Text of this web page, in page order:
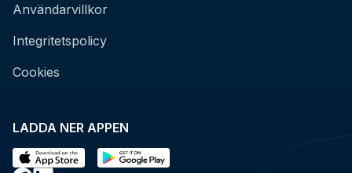
LADDA NER APPEN
Användarvillkor
Integritetspolicy
Cookies